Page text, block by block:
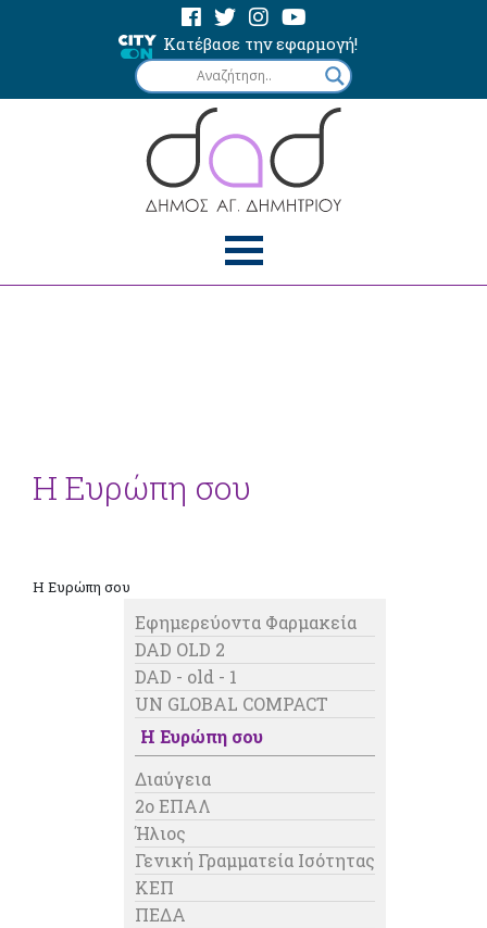
Κατέβασε την εφαρμογή!
Η Ευρώπη σου
Η Ευρώπη σου
Εφημερεύοντα Φαρμακεία
DAD OLD 2
DAD - old - 1
UN GLOBAL COMPACT
Η Ευρώπη σου
Διαύγεια
2o ΕΠΑΛ
Ήλιος
Γενική Γραμματεία Ισότητας
ΚΕΠ
ΠΕΔΑ